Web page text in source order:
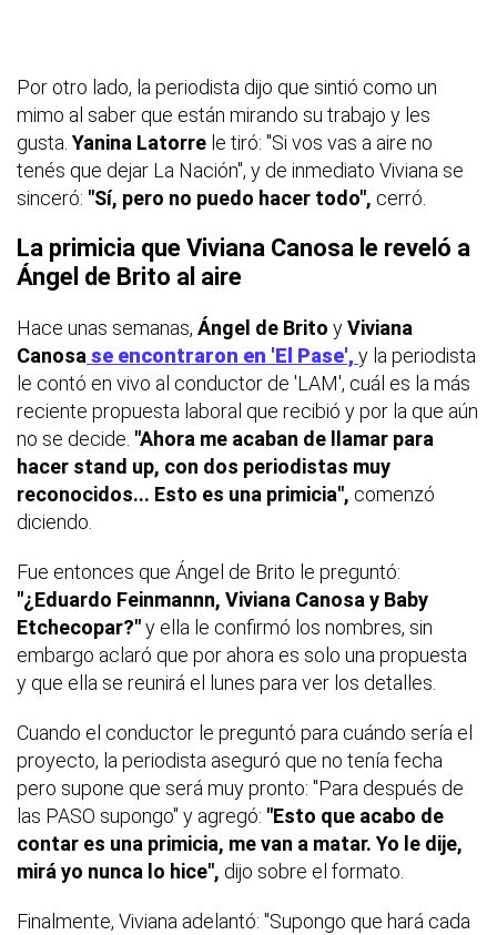
Por otro lado, la periodista dijo que sintió como un
mimo al saber que están mirando su trabajo y les
gusta. Yanina Latorre le tiró: "Si vos vas a aire no
tenés que dejar La Nación", y de inmediato Viviana se
sinceró: "Sí, pero no puedo hacer todo", cerró.
La primicia que Viviana Canosa le reveló a
Ángel de Brito al aire
Hace unas semanas, Ángel de Brito yViviana
Canosa se encontraron en 'El Pase', y la periodista
le contó en vivo al conductor de 'LAM', cuál es la más
reciente propuesta laboral que recibió y por la que aún
no se decide. "Ahora me acaban de llamar para
hacer stand up, con dos periodistas muy
reconocidos... Esto es una primicia", comenzó
diciendo.
Fue entonces que Ángel de Brito le preguntó:
"¿Eduardo Feinmannn, Viviana Canosa y Baby
Etchecopar?"y ella le confirmó los nombres, sin
embargo aclaró que por ahora es solo una propuesta
y que ella se reunirá el lunes para ver los detalles.
Cuando el conductor le preguntó para cuándo sería el
proyecto, la periodista aseguró que no tenía fecha
pero supone que será muy pronto: "Para después de
las PASO supongo" y agregó: "Esto que acabo de
contar es una primicia, me van a matar. Yo le dije,
mirá yo nunca lo hice", dijo sobre el formato.
Finalmente, Viviana adelantó: "Supongo que hará cada